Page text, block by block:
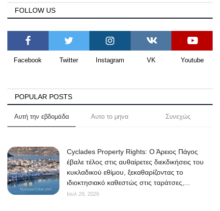
FOLLOW US
Facebook Twitter Instagram VK Youtube
POPULAR POSTS
Αυτή την εβδομάδα Αυτο το μηνα Συνεχώς
Cyclades Property Rights: Ο Άρειος Πάγος
έβαλε τέλος στις αυθαίρετες διεκδικήσεις του
κυκλαδικού εθίμου, ξεκαθαρίζοντας το
ιδιοκτησιακό καθεστώς στις ταράτσες,...
Ιουλ 29, 2026